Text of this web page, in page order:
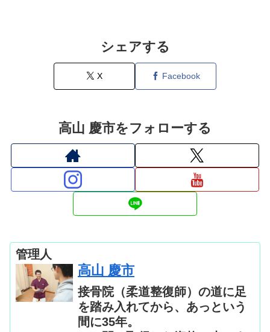
シェアする
X Facebook
高山 慶市をフォローする
管理人
高山 慶市
接骨院（柔道整復師）の道に足
を踏み入れてから、あっという
間に35年。